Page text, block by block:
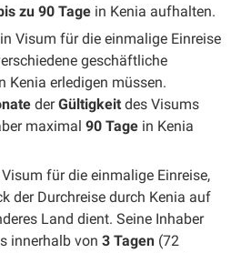
zu 90 Tage in Kenia aufhalten.
Visum für die einmalige Einreise
geschäftliche
Kenia erledigen müssen.
derGültigkeit des Visums
maximal 90 Tage in Kenia
Visum für die einmalige Einreise,
der Durchreise durch Kenia auf
Land dient. Seine Inhaber
innerhalb von 3 Tagen (72